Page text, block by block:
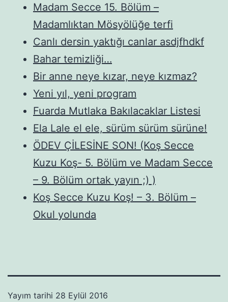
Madam Secce 15. Bölüm –
Madamlıktan Mösyölüğe terfi
Canlı dersin yaktığı canlar asdjfhdkf
Bahar temizliği…
Bir anne neye kızar, neye kızmaz?
Yeni yıl, yeni program
Fuarda Mutlaka Bakılacaklar Listesi
Ela Lale el ele, sürüm sürüm sürüne!
ÖDEV ÇİLESİNE SON! (Koş Secce
Kuzu Koş- 5. Bölüm ve Madam Secce
– 9. Bölüm ortak yayın ;) )
Koş Secce Kuzu Koş! – 3. Bölüm –
Okul yolunda
Yayım tarihi 28 Eylül 2016